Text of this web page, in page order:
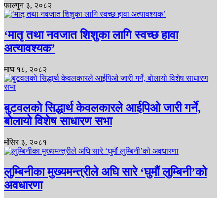
फाल्गुन ३, २०८२
‘मातृ तथा नवजात शिशुका लागि स्वच्छ हावा
अत्यावश्यक’
माघ १८, २०८२
बुटवलकाे सिद्धार्थ केवलकारले आईपिओ जारी गर्ने,
बोलायो विशेष साधारण सभा
मंसिर ३, २०८१
लुम्बिनीका मुख्यमन्त्रीले अघि सारे ‘घुमौं लुम्बिनी’को
अवधारणा